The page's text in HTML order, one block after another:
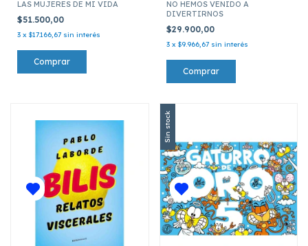
LAS MUJERES DE MI VIDA
$51.500,00
3 x $17.166,67 sin interés
NO HEMOS VENIDO A
DIVERTIRNOS
$29.900,00
3 x $9.966,67 sin interés
Sin stock